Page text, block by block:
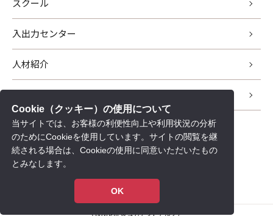
Cookie（クッキー）の使用について
当サイトでは、お客様の利便性向上や利用状況の分析
のためにCookieを使用しています。サイトの閲覧を継
続される場合は、Cookieの使用に同意いただいたもの
とみなします。
OK
スクール
入出力センター
人材紹介
新着情報
会社情報
採用情報
Copyright © ユカアンドアルファ